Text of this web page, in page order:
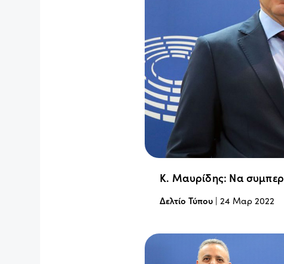
Κ. Μαυρίδης: Να
Δελτίο Τύπου | 24 Μαρ 2022